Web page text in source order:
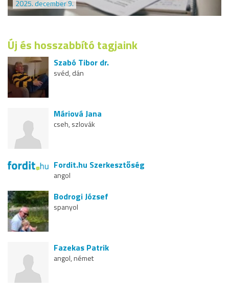
2025. december 9.
Új és hosszabbító tagjaink
Szabó Tibor dr.
svéd, dán
Máriová Jana
cseh, szlovák
Fordit.hu Szerkesztőség
angol
Bodrogi József
spanyol
Fazekas Patrik
angol, német